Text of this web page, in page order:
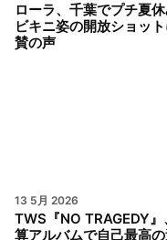
ローラ、千葉でプチ夏
ビキニ姿の開放ショッ
賛の声
13 5月 2026
TWS『NO TRAGEDY』
算アルバムで自己最高